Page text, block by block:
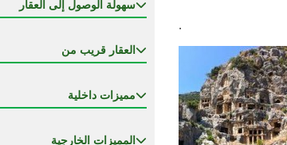
قيد الإنشاء
مشروع شقق و مكاتب مختلطة
سهولة الوصول إلى العقار
العقار قريب من
مميزات داخلية
المميزات الخارجية
.